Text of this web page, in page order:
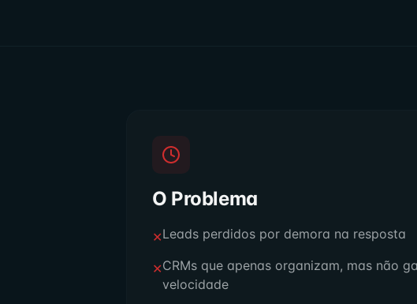
O Problema
✕Leads perdidos por demora na resposta
✕CRMs que apenas organizam, mas não
velocidade